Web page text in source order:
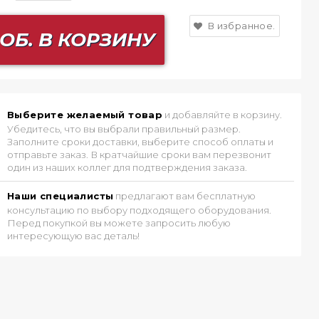
В КОРЗИНУ
В избранное.
Выберите желаемый товар и добавляйте в корзину.
Убедитесь, что вы выбрали правильный размер.
Заполните сроки доставки, выберите способ оплаты и
отправьте заказ. В кратчайшие сроки вам перезвонит
один из наших коллег для подтверждения заказа.
Наши специалисты предлагают вам бесплатную
консультацию по выбору подходящего оборудования.
Перед покупкой вы можете запросить любую
интересующую вас деталь!